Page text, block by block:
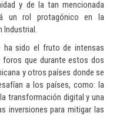
y de la tan mencionada
un rol protagónico en la
Industrial.
ha sido el fruto de intensas
foros que durante estos dos
y otros países donde se
a los países, como: la
transformación digital y una
inversiones para mitigar las